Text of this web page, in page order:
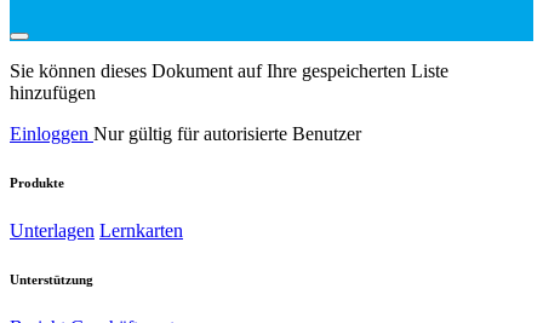
Sie können dieses Dokument auf Ihre gespeicherten Liste
hinzufügen
Einloggen Nur gültig für autorisierte Benutzer
Produkte
Unterlagen Lernkarten
Unterstützung